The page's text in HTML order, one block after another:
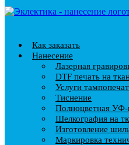
Как заказать
Нанесение
Лазерная
DTF печать на
Услуги
Тиснение
Полноцветная УФ-
Шелкография на
Изготовление
Маркировка